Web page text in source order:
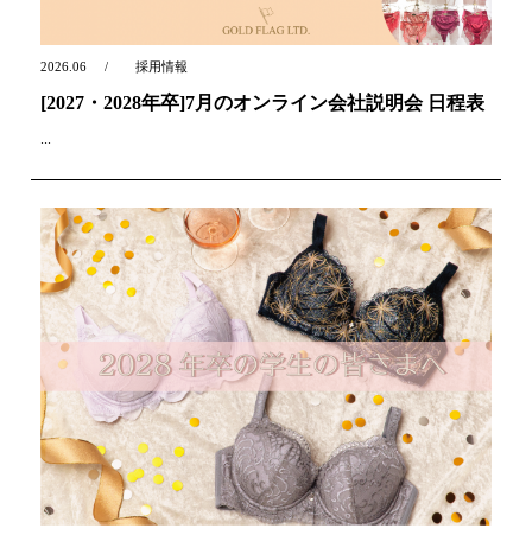
2026.06 採用情報
[2027・2028年卒]7月のオンライン会社説明会 日程表
...